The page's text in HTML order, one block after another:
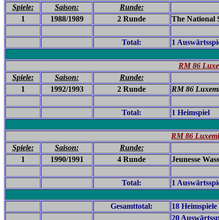
Spiele:
Saison:
Runde:
1
1988/1989 2 Runde The National
Total: 1
RM 86
Spiele:
Saison:
Runde:
1
1992/1993 2 Runde RM 86
Total: 1 Heimspiel
RM 86
Spiele:
Saison:
Runde:
1
1990/1991 4 Runde Jeunesse
Total: 1
Gesamttotal:
18 Heimspiele
20